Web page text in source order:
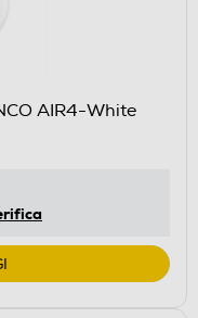
AIR4-White